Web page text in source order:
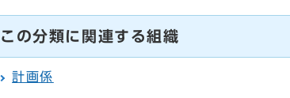
この分類に関連する組織
計画係